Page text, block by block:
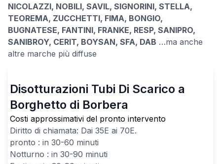
NICOLAZZI, NOBILI, SAVIL, SIGNORINI, STELLA,
TEOREMA, ZUCCHETTI, FIMA, BONGIO,
BUGNATESE, FANTINI, FRANKE, RESP, SANIPRO,
SANIBROY, CERIT, BOYSAN, SFA, DAB …ma anche
altre marche più diffuse
Disotturazioni Tubi Di Scarico a
Borghetto di Borbera
Costi approssimativi del pronto intervento
Diritto di chiamata: Dai 35E ai 70E.
pronto : in 30-60 minuti
Notturno : in 30-90 minuti